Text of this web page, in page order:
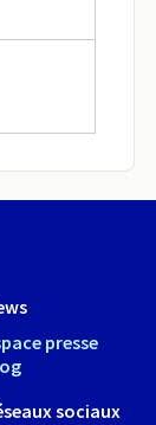
presse
sociaux